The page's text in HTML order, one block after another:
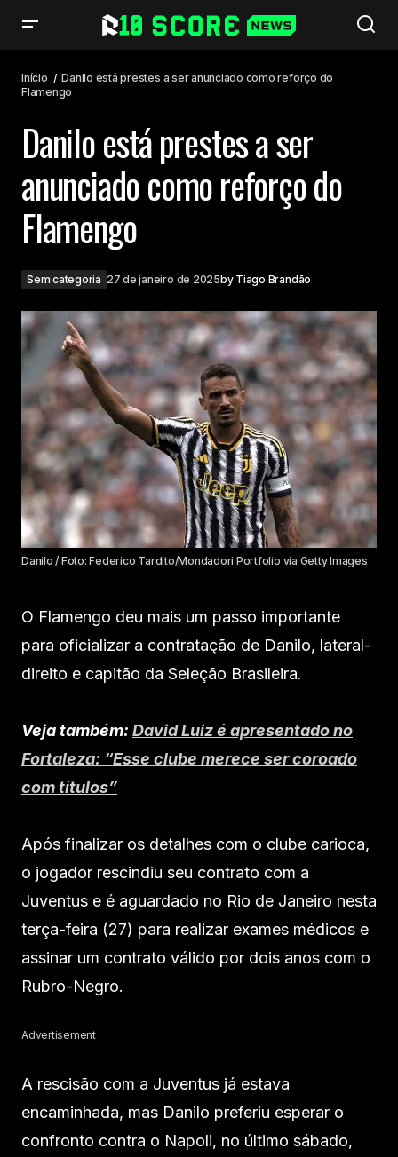
Início
Danilo está prestes a ser anunciado como reforço do
Flamengo
Danilo está prestes a ser
anunciado como reforço do
Flamengo
Sem categoria 27 de janeiro de 2025by Tiago Brandão
Danilo / Foto: Federico Tardito/Mondadori Portfolio via Getty Images
O Flamengo deu mais um passo importante
para oficializar a contratação de Danilo, lateral-
direito e capitão da Seleção Brasileira.
Veja também: David Luiz é apresentado no
Fortaleza: “Esse clube merece ser coroado
com títulos”
Após finalizar os detalhes com o clube carioca,
o jogador rescindiu seu contrato com a
Juventus e é aguardado no Rio de Janeiro nesta
terça-feira (27) para realizar exames médicos e
assinar um contrato válido por dois anos com o
Rubro-Negro.
Advertisement
A rescisão com a Juventus já estava
encaminhada, mas Danilo preferiu esperar o
confronto contra o Napoli, no último sábado,